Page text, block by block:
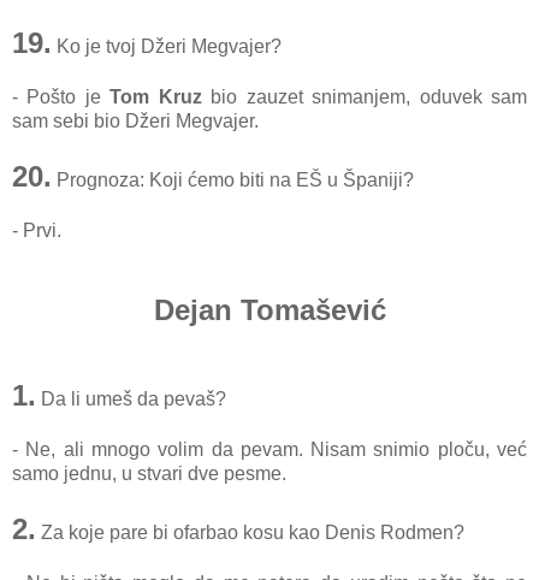
19. Ko je tvoj Džeri Megvajer?
- Pošto jeTom Kruzbio zauzet snimanjem, oduvek sam
sam sebi bio Džeri Megvajer.
20. Prognoza: Koji ćemo biti na EŠ u Španiji?
- Prvi.
Dejan Tomašević
1. Da li umeš da pevaš?
- Ne, ali mnogo volim da pevam. Nisam snimio ploču, već
samo jednu, u stvari dve pesme.
2. Za koje pare bi ofarbao kosu kao Denis Rodmen?